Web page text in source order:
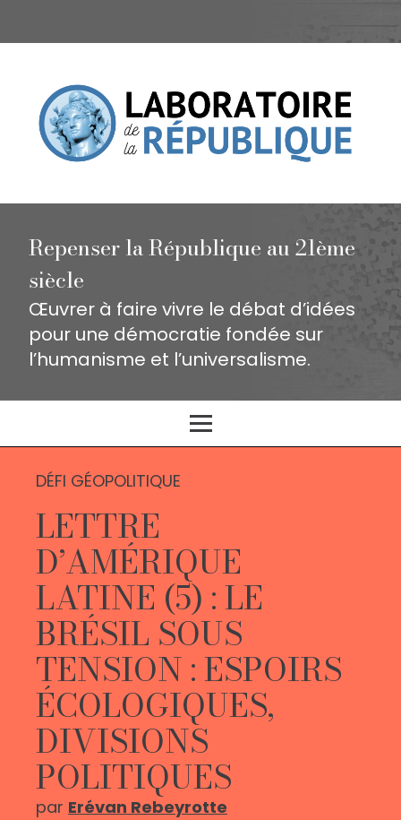
Repenser la République au 21ème
siècle
Œuvrer à faire vivre le débat d’idées
pour une démocratie fondée sur
l’humanisme et l’universalisme.
DÉFI GÉOPOLITIQUE
LETTRE
D’AMÉRIQUE
LATINE (5) : LE
BRÉSIL SOUS
TENSION : ESPOIRS
ÉCOLOGIQUES,
DIVISIONS
POLITIQUES
par Erévan Rebeyrotte